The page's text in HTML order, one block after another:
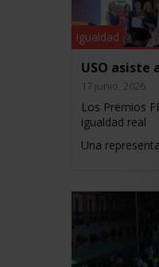
Igualdad
USO asiste
17 junio, 2026
Los Premios
igualdad real
Una